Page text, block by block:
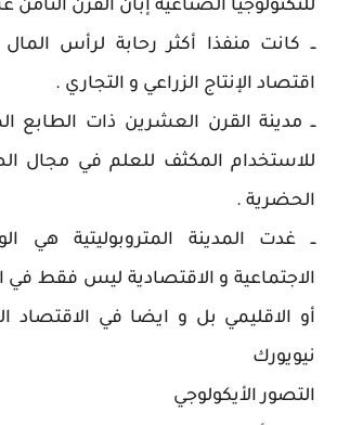
للتكنولوجيا الصناعية إبان القرن الثامن
ــ كانت منفذا أكثر رحابة لرأس
اقتصاد الإنتاج الزراعي و التجاري .
ــ مدينة القرن العشرين ذات الطابع
للاستخدام المكثف للعلم في مجال
الحضرية .
ــ غدت المدينة المتروبوليتية هي
الاجتماعية و الاقتصادية ليس فقط في
أو الاقليمي بل و ايضا في الاقتصاد
نيويورك
التصور الأيكولوجي